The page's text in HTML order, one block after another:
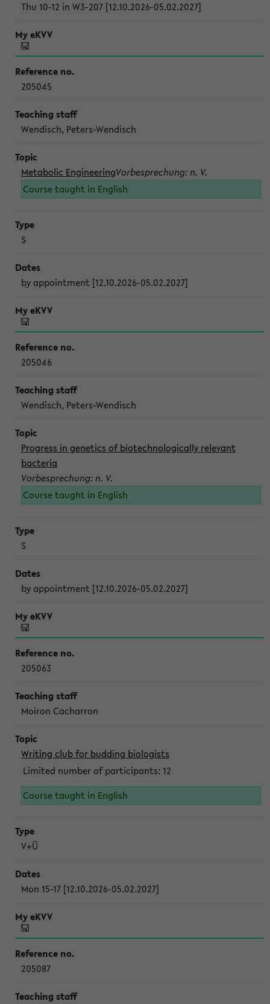
Thu 10-12 in W3-207 [12.10.2026-05.02.2027]
205045
Wendisch, Peters-Wendisch
Metabolic EngineeringVorbesprechung: n. V.
Course taught in English
S
by appointment [12.10.2026-05.02.2027]
205046
Wendisch, Peters-Wendisch
Progress in genetics of biotechnologically relevant
bacteria
Vorbesprechung: n. V.
Course taught in English
S
by appointment [12.10.2026-05.02.2027]
205063
Moiron Cacharron
Writing club for budding biologists
Limited number of participants: 12
Course taught in English
V+Ü
Mon 15-17 [12.10.2026-05.02.2027]
205087